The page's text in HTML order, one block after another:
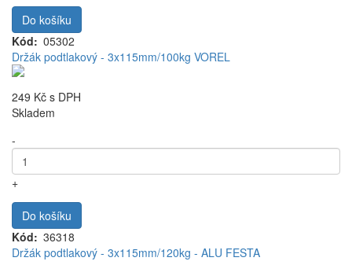
Do košíku
Kód
05302
Držák podtlakový - 3x115mm/100kg VOREL
249 Kč s DPH
Skladem
-
+
Do košíku
Kód
36318
Držák podtlakový - 3x115mm/120kg - ALU FESTA